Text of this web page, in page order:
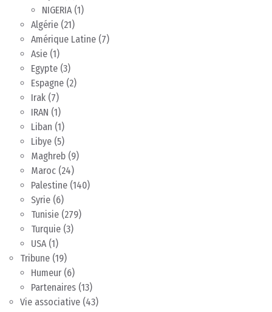
NIGERIA(1)
Algérie (21)
Amérique Latine (7)
Asie (1)
Egypte (3)
Espagne (2)
Irak (7)
IRAN (1)
Liban (1)
Libye (5)
Maghreb (9)
Maroc (24)
Palestine (140)
Syrie (6)
Tunisie (279)
Turquie (3)
USA(1)
Tribune (19)
Humeur (6)
Partenaires (13)
Vie associative (43)